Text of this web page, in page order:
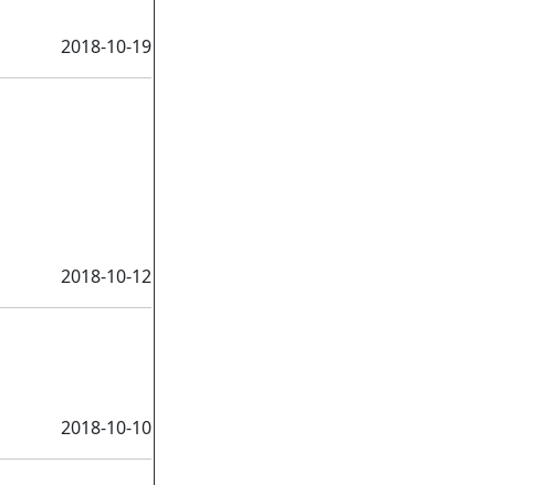
2018-10-19
2018-10-12
2018-10-10